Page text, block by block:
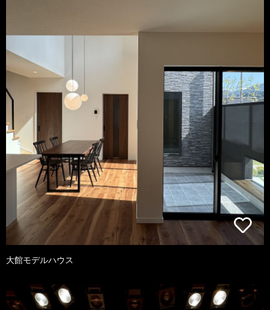
大館モデルハウス